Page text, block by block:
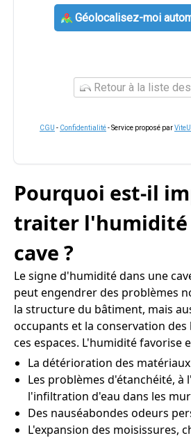
Géolocalisez-moi
Retour à la liste
CGU - Confidentialité- Service proposé par
Pourquoi est-il
traiter l'humidité
cave ?
Le signe d'humidité dans une
peut engendrer des problèmes
la structure du bâtiment, mais
occupants et la conservation des
ces espaces. L'humidité favorise
La détérioration des
Les problèmes d'étanchéité, à
l'infiltration d'eau dans les
Des nauséabondes odeurs
L'expansion des moisissures,